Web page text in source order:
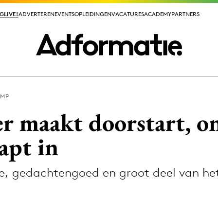
ADVERTERENEVENTSOPLEIDINGENVACATURESACADEMYPARTNERS
ADVERTERENEVENTSOPLEIDINGENVACATURESACADEMYPARTNERS
Media
maakt doorstart,
in
gedachtengoed en groot deel van